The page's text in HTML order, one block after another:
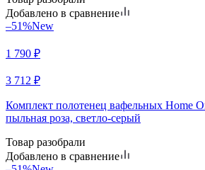
Добавлено в сравнение
–51%New
1 790 ₽
3 712 ₽
Комплект полотенец вафельных Home
пыльная роза, светло-серый
Товар разобрали
Добавлено в сравнение